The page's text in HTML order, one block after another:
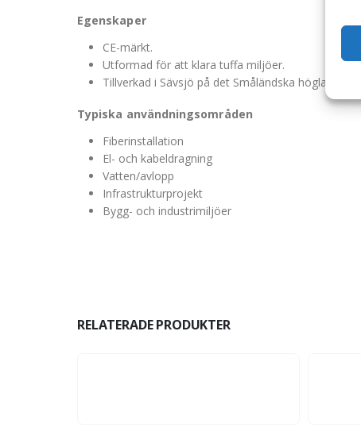
Egenskaper
CE-märkt.
Utformad för att klara tuffa miljöer.
Tillverkad i Sävsjö på det Småländska höglandet.
Typiska användningsområden
Fiberinstallation
El- och kabeldragning
Vatten/avlopp
Infrastrukturprojekt
Bygg- och industrimiljöer
RELATERADE PRODUKTER